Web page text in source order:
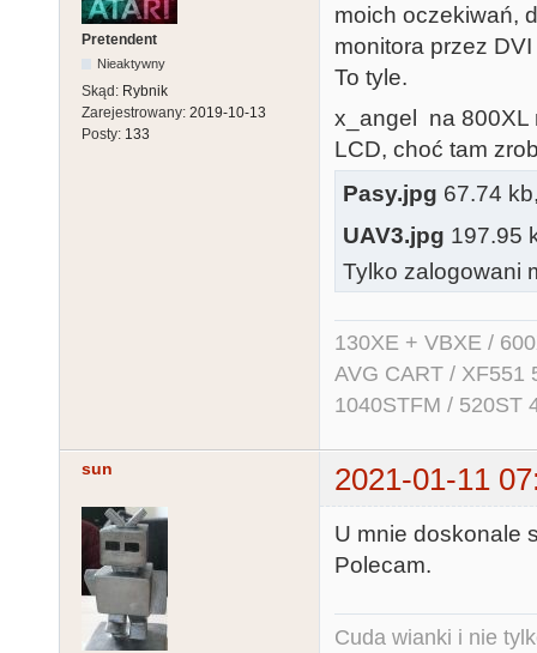
Pretendent
Nieaktywny
Skąd: Rybnik
Zarejestrowany: 2019-10-13
Posty: 133
moich oczekiwań,
monitora przez
To tyle.
x_angel na 800XL
LCD, choć tam
Pasy.jpg 67.74
UAV3.jpg 197.95
Tylko zalogowani
130XE + VBXE /
AVG CART / XF551
1040STFM / 520ST
sun 2021-01-11
U mnie doskonale
Polecam.
Cuda wianki i nie